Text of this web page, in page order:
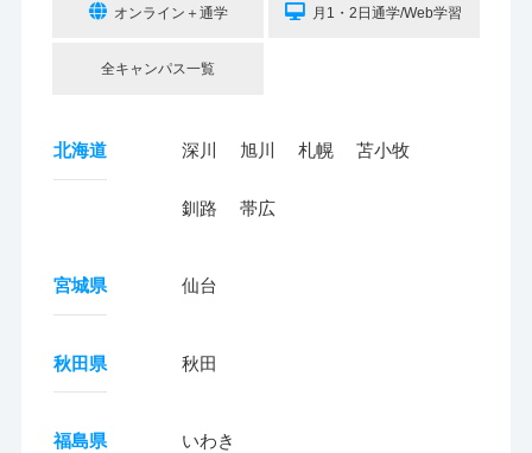
オンライン＋通学 月1・2日通学/Web学習
全キャンパス一覧
北海道 深川 旭川 札幌 苫小牧
釧路 帯広
宮城県 仙台
秋田県 秋田
福島県 いわき